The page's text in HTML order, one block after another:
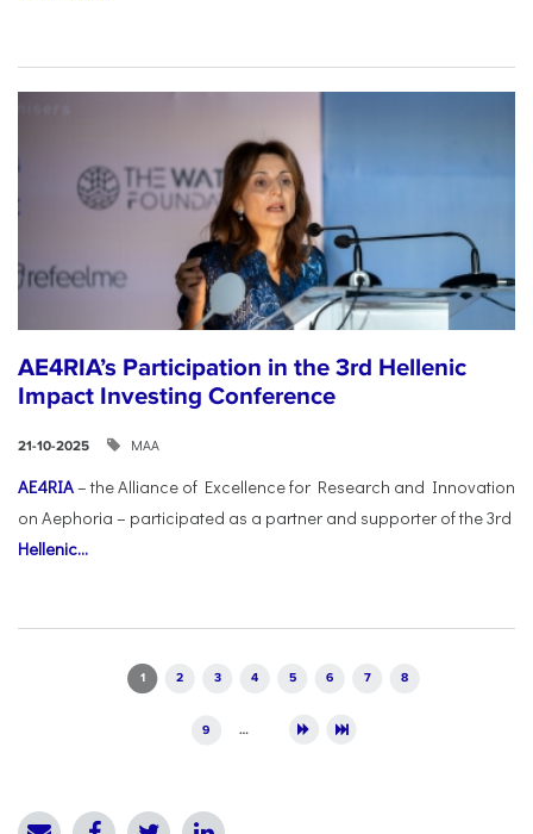
AE4RIA’s Participation in the 3rd Hellenic
Impact Investing Conference
21-10-2025 ΜΑΑ
AE4RIA– the Alliance of Excellence for Research and Innovation
on Aephoria – participated as a partner and supporter of the 3rd
Hellenic...
1 2 3 4 5 6 7 8
9 …